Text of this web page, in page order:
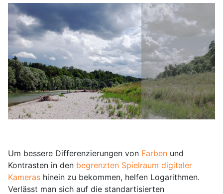
Um bessere Differenzierungen von Farben und
Kontrasten in den begrenzten Spielraum digitaler
Kameras hinein zu bekommen, helfen Logarithmen.
Verlässt man sich auf die standartisierten